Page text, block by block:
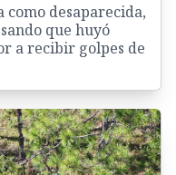
desaparecida,
que huyó
a recibir golpes de